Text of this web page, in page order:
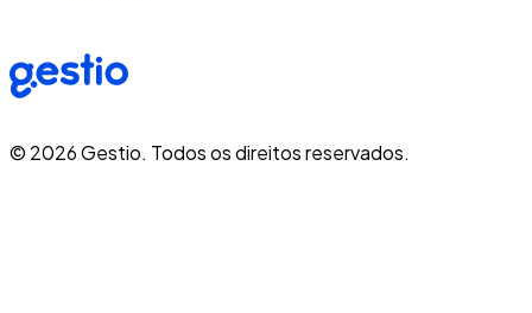
© 2026Gestio. Todos os direitos reservados.